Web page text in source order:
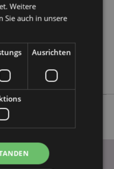
Weitere
Sie auch in unsere
Ausrichten